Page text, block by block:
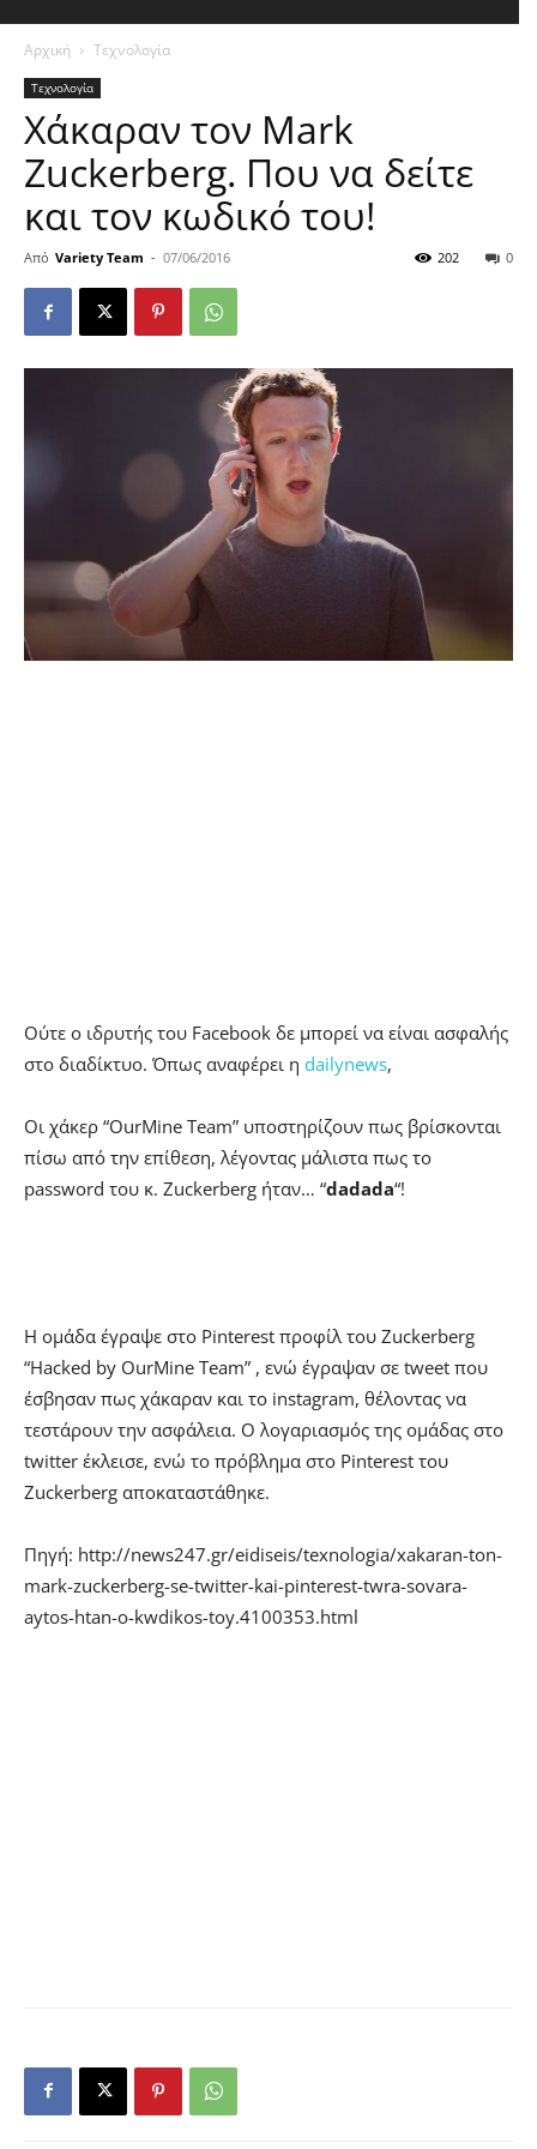
Αρχική Τεχνολογία
Τεχνολογία
Χάκαραν τον Mark
Zuckerberg. Που να δείτε
και τον κωδικό του!
Από Variety Team - 07/06/2016 0
202
Ούτε ο ιδρυτής του Facebook δε μπορεί να είναι ασφαλής
στο διαδίκτυο. Όπως αναφέρει η dailynews,
Οι χάκερ “OurMine Team” υποστηρίζουν πως βρίσκονται
πίσω από την επίθεση, λέγοντας μάλιστα πως το
password του κ. Zuckerberg ήταν… “dadada“!
Η ομάδα έγραψε στο Pinterest προφίλ του Zuckerberg
“Hacked by OurMine Team” , ενώ έγραψαν σε tweet που
έσβησαν πως χάκαραν και το instagram, θέλοντας να
τεστάρουν την ασφάλεια. Ο λογαριασμός της ομάδας στο
twitter έκλεισε, ενώ το πρόβλημα στο Pinterest του
Zuckerberg αποκαταστάθηκε.
Πηγή: http://news247.gr/eidiseis/texnologia/xakaran-ton-
mark-zuckerberg-se-twitter-kai-pinterest-twra-sovara-
aytos-htan-o-kwdikos-toy.4100353.html